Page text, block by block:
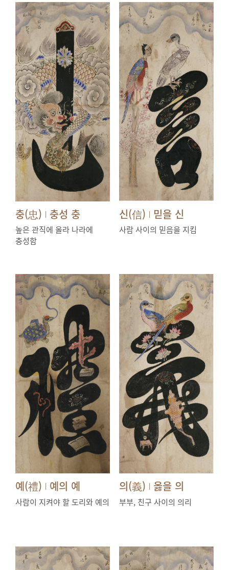
충(忠) | 충성 충
높은 관직에 올라 나라에
충성함
신(信) | 믿을 신
사람 사이의 믿음을 지킴
예(禮) | 예의 예
사람이 지켜야 할 도리와 예의
의(義) | 옳을 의
부부, 친구 사이의 의리